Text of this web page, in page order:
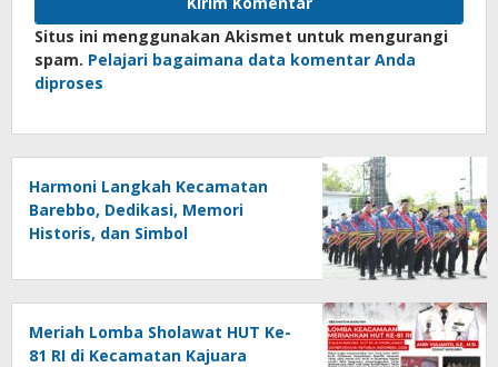
Situs ini menggunakan Akismet untuk mengurangi
spam. Pelajari bagaimana data komentar Anda
diproses
Harmoni Langkah Kecamatan
Barebbo, Dedikasi, Memori
Historis, dan Simbol
Meriah Lomba Sholawat HUT Ke-
81 RI di Kecamatan Kajuara